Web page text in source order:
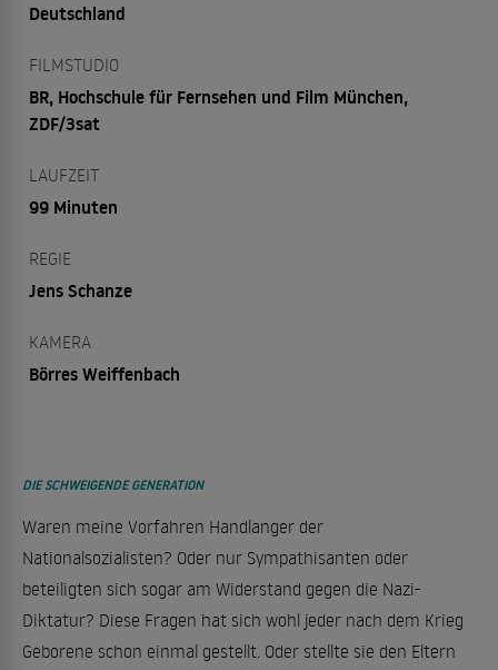
Deutschland
FILMSTUDIO
BR, Hochschule für Fernsehen und Film München,
ZDF/3sat
LAUFZEIT
99 Minuten
REGIE
Jens Schanze
KAMERA
Börres Weiffenbach
DIE SCHWEIGENDE GENERATION
Waren meine Vorfahren Handlanger der
Nationalsozialisten? Oder nur Sympathisanten oder
beteiligten sich sogar am Widerstand gegen die Nazi-
Diktatur? Diese Fragen hat sich wohl jeder nach dem Krieg
Geborene schon einmal gestellt. Oder stellte sie den Eltern